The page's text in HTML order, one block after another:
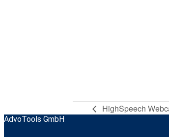
HighSpeech
AdvoTools GmbH